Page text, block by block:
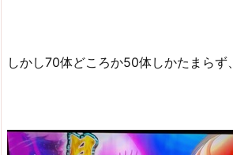
しかし70体どころか50体しかたまらず、